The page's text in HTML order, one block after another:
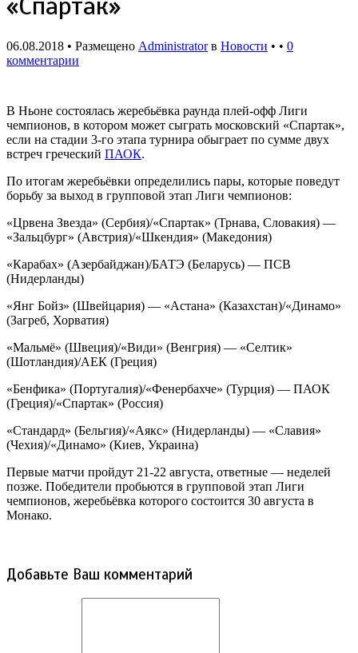
06.08.2018 • Размещено Administratorв Новости • • 0
комментарии
В Ньоне состоялась жеребьёвка раунда плей-офф Лиги
чемпионов, в котором может сыграть московский «Спартак»,
если на стадии 3-го этапа турнира обыграет по сумме двух
встреч греческий ПАОК.
По итогам жеребьёвки определились пары, которые поведут
борьбу за выход в групповой этап Лиги чемпионов:
«Црвена Звезда» (Сербия)/«Спартак» (Трнава, Словакия) —
«Зальцбург» (Австрия)/«Шкендия» (Македония)
«Карабах» (Азербайджан)/БАТЭ (Беларусь) — ПСВ
(Нидерланды)
«Янг Бойз» (Швейцария) — «Астана» (Казахстан)/«Динамо»
(Загреб, Хорватия)
«Мальмё» (Швеция)/«Види» (Венгрия) — «Селтик»
(Шотландия)/АЕК (Греция)
«Бенфика» (Португалия)/«Фенербахче» (Турция) — ПАОК
(Греция)/«Спартак» (Россия)
«Стандард» (Бельгия)/«Аякс» (Нидерланды) — «Славия»
(Чехия)/«Динамо» (Киев, Украина)
Первые матчи пройдут 21-22 августа, ответные — неделей
позже. Победители пробьются в групповой этап Лиги
чемпионов, жеребьёвка которого состоится 30 августа в
Монако.
Добавьте Ваш комментарий